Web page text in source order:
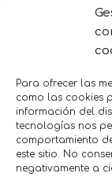
Para ofrecer las
como las cookies
información del
tecnologías nos
comportamiento
este sitio. No
negativamente a
Contacto
CATEGORÍAS
BAUTIZO
BODA